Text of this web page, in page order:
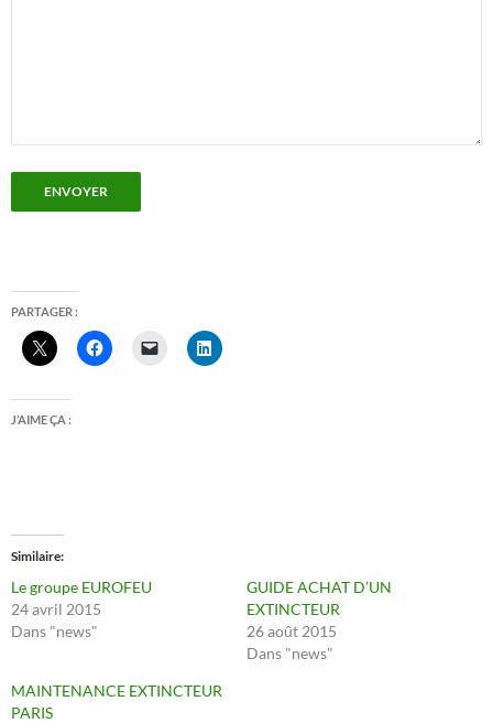
ENVOYER
PARTAGER :
J’AIME ÇA :
Similaire
Le groupe EUROFEU
24 avril 2015
Dans "news"
GUIDE ACHAT D’UN
EXTINCTEUR
26 août 2015
Dans "news"
MAINTENANCE EXTINCTEUR
PARIS